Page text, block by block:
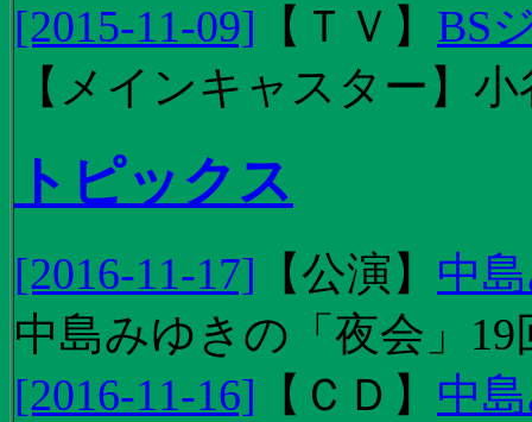
[2015-11-09] 【 ＴＶ 】 BS
【メインキャスター】
トピックス
[2016-11-17] 【公演 】 中
中島みゆきの「夜会」
[2016-11-16] 【 ＣＤ 】 中